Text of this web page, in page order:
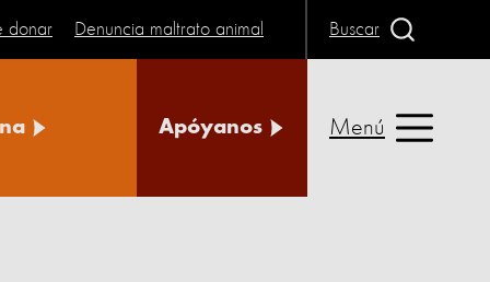
donar Denuncia maltrato animal Buscar
Apóyanos Menú